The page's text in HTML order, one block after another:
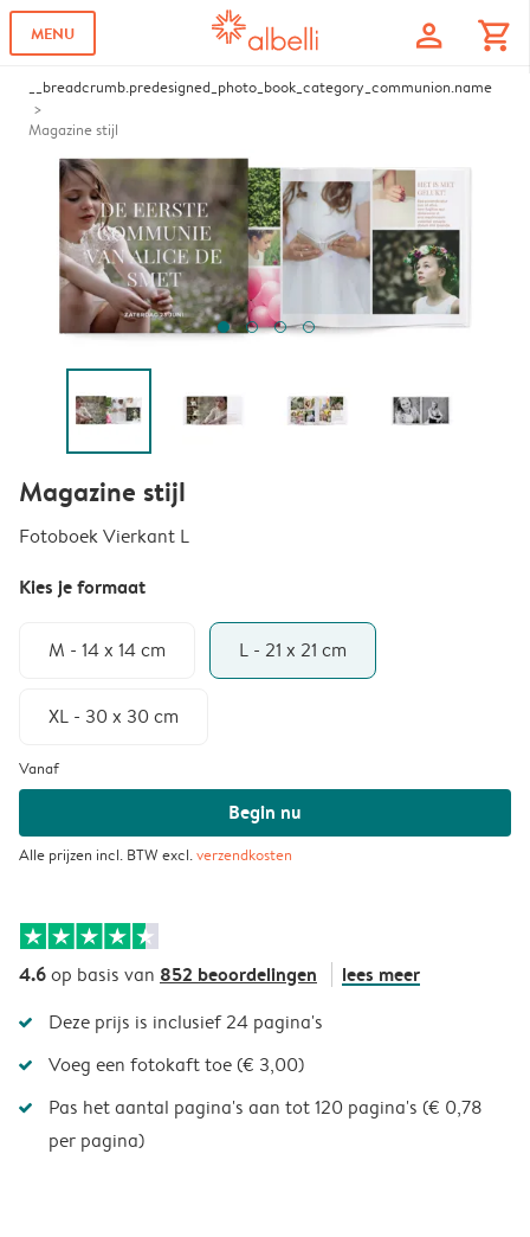
MENU profile shopping_cart
__breadcrumb.predesigned_photo_book_category_communion.name
Magazine stijl
Magazine stijl
Fotoboek Vierkant L
Kies je formaat
M - 14 x 14 cm L - 21 x 21 cm
XL - 30 x 30 cm
Vanaf
Begin nu
Alle prijzen incl. BTW excl.verzendkosten
4.6op basis van 852 beoordelingen lees meer
Deze prijs is inclusief 24 pagina's
Voeg een fotokaft toe (€ 3,00)
Pas het aantal pagina's aan tot 120 pagina's (€ 0,78
per pagina)